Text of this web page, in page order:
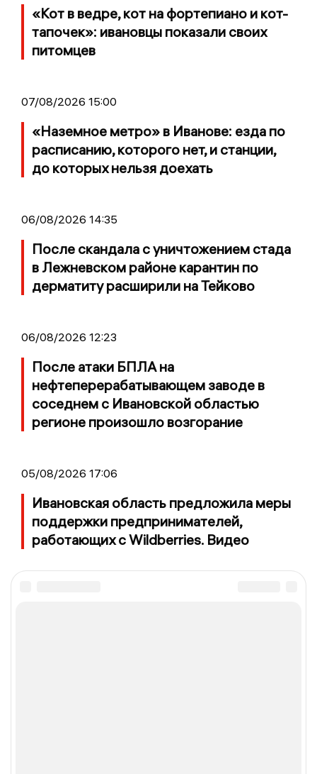
«Кот в ведре, кот на фортепиано и кот-
тапочек»: ивановцы показали своих
питомцев
07/08/2026 15:00
«Наземное метро» в Иванове: езда по
расписанию, которого нет, и станции,
до которых нельзя доехать
06/08/2026 14:35
После скандала с уничтожением стада
в Лежневском районе карантин по
дерматиту расширили на Тейково
06/08/2026 12:23
После атаки БПЛА на
нефтеперерабатывающем заводе в
соседнем с Ивановской областью
регионе произошло возгорание
05/08/2026 17:06
Ивановская область предложила меры
поддержки предпринимателей,
работающих с Wildberries. Видео